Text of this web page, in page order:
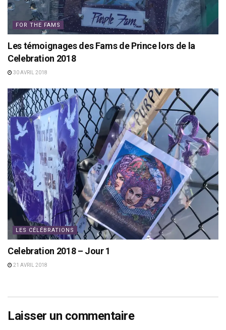
FOR THE FAMS
Les témoignages des Fams de Prince lors de la
Celebration 2018
30 AVRIL 2018
LES CÉLÉBRATIONS
Celebration 2018 – Jour 1
21 AVRIL 2018
Laisser un commentaire